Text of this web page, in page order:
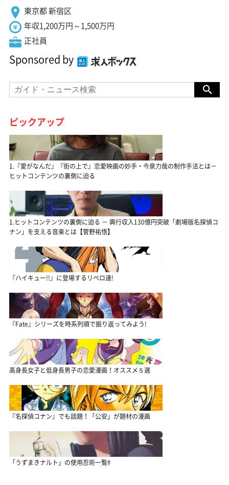
東京都 新宿区
年収1,200万円～1,500万円
正社員
Sponsored by
ピックアップ
1.『愛がなんだ』『街の上で』恋愛映画の妙手・今泉力哉の制作手法とは－
ヒットコンテンツの裏側に迫る
1.ヒットコンテンツの裏側に迫る － 興行収入130億円突破「劇場版名探偵コ
ナン」を支える音楽とは【菅野祐悟】
『ハイキュー!!』に登場するリベロ達!
『Fate』シリーズを時系列順で振り返ってみよう!
高身長女子と低身長男子の恋愛漫画！オススメ５選
『名探偵コナン』でも話題！「公安」が題材の漫画
「うずまきナルト」の使用忍術一覧‼